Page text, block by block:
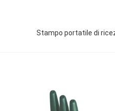
Stampo portatile di